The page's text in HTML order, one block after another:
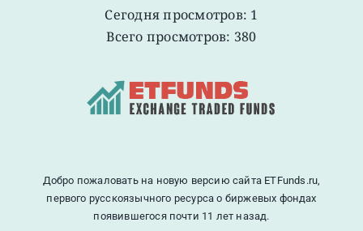
Сегодня просмотров: 1
Всего просмотров: 380
Добро пожаловать на новую версию сайта ETFunds.ru,
первого русскоязычного ресурса о биржевых фондах
появившегося почти 11 лет назад.